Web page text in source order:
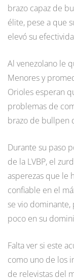
brazo capaz de
élite, pese a que
elevó su
Al venezolano le
Menores y
Orioles esperan
problemas de
brazo de bullpen
Durante su paso
de la LVBP, el
asperezas que le
confiable en el
se vio
poco en su
Falta ver si este
como uno de los
de relevistas del